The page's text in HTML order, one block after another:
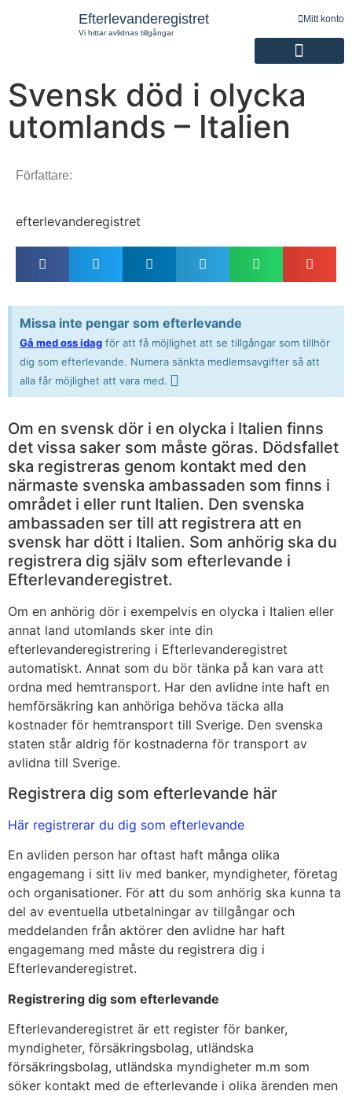
Efterlevanderegistret
Vi hittar avlidnas tillgångar
Mitt konto
Svensk död i olycka
utomlands – Italien
Författare:
efterlevanderegistret
Missa inte pengar som efterlevande
Gå med oss idag för att få möjlighet att se tillgångar som tillhör
dig som efterlevande. Numera sänkta medlemsavgifter så att
alla får möjlighet att vara med.
Om en svensk dör i en olycka i Italien finns
det vissa saker som måste göras. Dödsfallet
ska registreras genom kontakt med den
närmaste svenska ambassaden som finns i
området i eller runt Italien. Den svenska
ambassaden ser till att registrera att en
svensk har dött i Italien. Som anhörig ska du
registrera dig själv som efterlevande i
Efterlevanderegistret.
Om en anhörig dör i exempelvis en olycka i Italien eller
annat land utomlands sker inte din
efterlevanderegistrering i Efterlevanderegistret
automatiskt. Annat som du bör tänka på kan vara att
ordna med hemtransport. Har den avlidne inte haft en
hemförsäkring kan anhöriga behöva täcka alla
kostnader för hemtransport till Sverige. Den svenska
staten står aldrig för kostnaderna för transport av
avlidna till Sverige.
Registrera dig som efterlevande här
Här registrerar du dig som efterlevande
En avliden person har oftast haft många olika
engagemang i sitt liv med banker, myndigheter, företag
och organisationer. För att du som anhörig ska kunna ta
del av eventuella utbetalningar av tillgångar och
meddelanden från aktörer den avlidne har haft
engagemang med måste du registrera dig i
Efterlevanderegistret.
Registrering dig som efterlevande
Efterlevanderegistret är ett register för banker,
myndigheter, försäkringsbolag, utländska
försäkringsbolag, utländska myndigheter m.m som
söker kontakt med de efterlevande i olika ärenden men